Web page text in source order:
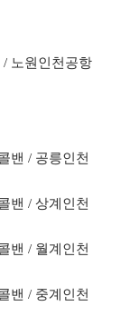
노원인천공항
밴 / 공릉인천
밴 / 상계인천
밴 / 월계인천
밴 / 중계인천